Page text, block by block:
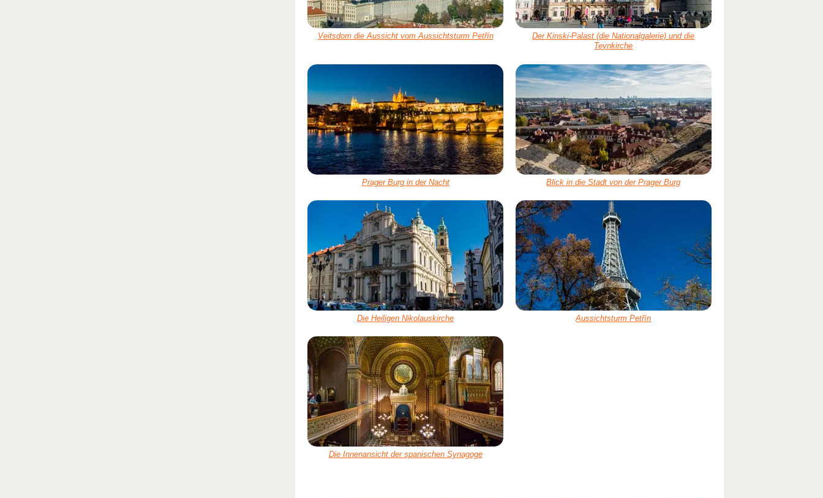
Veitsdom die Aussicht vom Aussichtsturm Petřín
Der Kinski-Palast (die Nationalgalerie) und die
Teynkirche
Prager Burg in der Nacht Blick in die Stadt von der Prager Burg
Die Heiligen Nikolauskirche Aussichtsturm Petřín
Die Innenansicht der spanischen Synagoge